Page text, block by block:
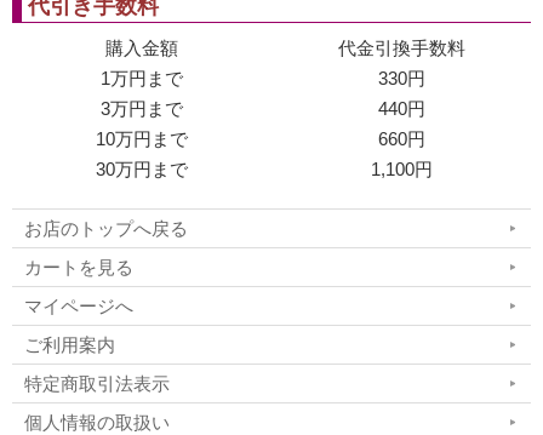
代引き手数料
購入金額
代金引換手数料
1万円まで
330円
3万円まで
440円
10万円まで
660円
30万円まで
1,100円
お店のトップへ戻る
カートを見る
マイページへ
ご利用案内
特定商取引法表示
個人情報の取扱い